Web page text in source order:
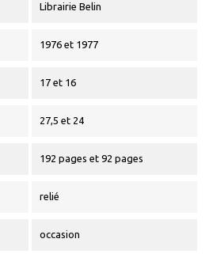
Librairie Belin
1976 et 1977
17 et 16
27,5 et 24
192 pages et 92 pages
relié
occasion